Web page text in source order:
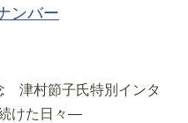
ンバー
津村節子氏特別インタ
けた日々―